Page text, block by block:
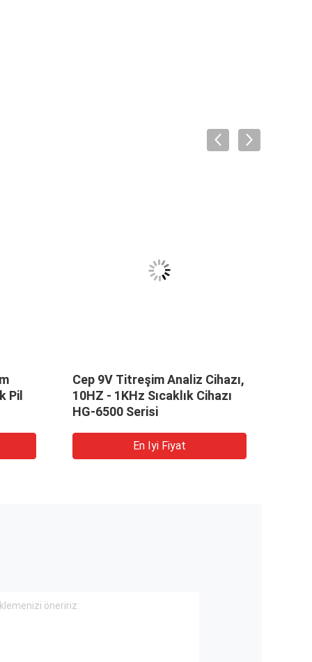
Pil
Cep 9V Titreşim Analiz Cihazı,
10HZ - 1KHz Sıcaklık Cihazı
HG-6500 Serisi
En Iyi Fiyat